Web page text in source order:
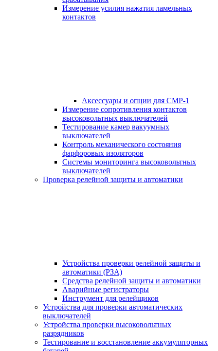
Измерение усилия нажатия ламельных
контактов
Аксессуары и опции для СМР-1
Измерение сопротивления контактов
высоковольтных выключателей
Тестирование камер вакуумных
выключателей
Контроль механического состояния
фарфоровых изоляторов
Системы мониторинга высоковольтных
выключателей
Проверка релейной защиты и автоматики
Устройства проверки релейной защиты и
автоматики (РЗА)
Средства релейной защиты и автоматики
Аварийные регистраторы
Инструмент для релейщиков
Устройства для проверки автоматических
выключателей
Устройства проверки высоковольтных
разрядников
Тестирование и восстановление аккумуляторных